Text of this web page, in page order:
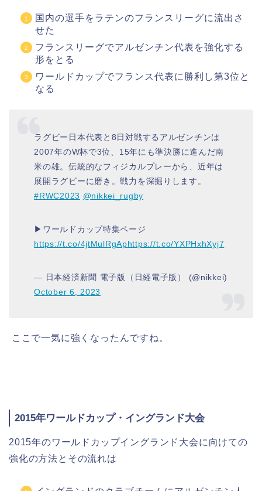
国内の選手をラテンのフランスリーグに流出さ
せた
フランスリーグでアルゼンチン代表を強化する
形をとる
ワールドカップでフランス代表に勝利し第3位と
なる
ラグビー日本代表と8日対戦するアルゼンチンは
2007年のW杯で3位、15年にも準決勝に進んだ南
米の雄。伝統的なフィジカルプレーから、近年は
展開ラグビーに磨き。戦力を深掘りします。
#RWC2023 @nikkei_rugby
▶ワールドカップ特集ページ
https://t.co/4jtMulRgAphttps://t.co/YXPHxhXyj7
— 日本経済新聞 電子版（日経電子版） (@nikkei)
October 6, 2023
ここで一気に強くなったんですね。
2015年ワールドカップ・イングランド大会
2015年のワールドカップイングランド大会に向けての
強化の方法とその流れは